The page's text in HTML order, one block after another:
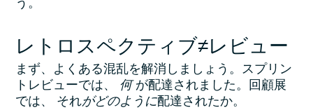
う。
レトロスペクティブ≠レビュー
まず、よくある混乱を解消しましょう。スプリン
トレビューでは、 何 が配達されました。回顧展
では、 それがどのように配達されたか。